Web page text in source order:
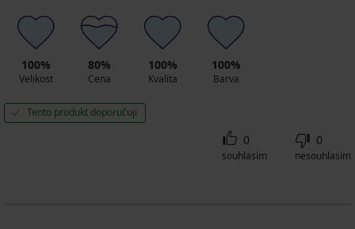
100%
Velikost
80%
Cena
100%
Kvalita
100%
Barva
Tento produkt doporučuji
0
souhlasím
0
nesouhlasím